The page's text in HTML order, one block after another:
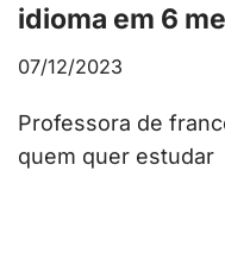
idioma em 6
07/12/2023
Professora de
quem quer estudar